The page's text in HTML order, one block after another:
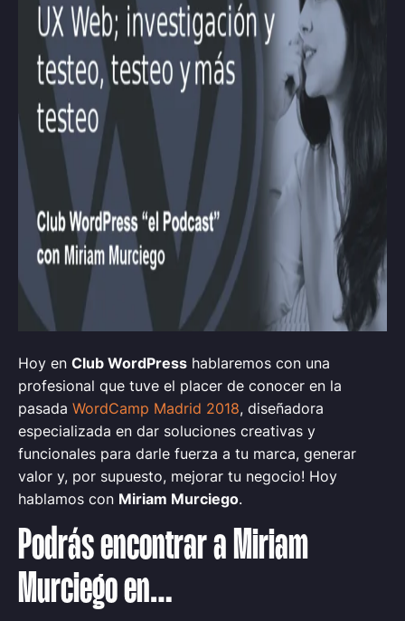
Hoy en Club WordPress hablaremos con una
profesional que tuve el placer de conocer en la
pasada WordCamp Madrid 2018, diseñadora
especializada en dar soluciones creativas y
funcionales para darle fuerza a tu marca, generar
valor y, por supuesto, mejorar tu negocio! Hoy
hablamos con Miriam Murciego.
Podrás encontrar a Miriam
Murciegoen…